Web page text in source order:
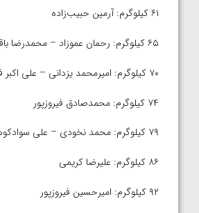
۶۱ کیلوگرم: آرمین حبیب‌زاده
۶۵ کیلوگرم: رحمان عموزاد – محمدرضا باقری
۷۰ کیلوگرم: امیرمحمد یزدانی – علی اکبر فضلی
٧۴ کیلوگرم: محمدصادق فیروزپور
٧٩ کیلوگرم: محمد نخودی – علی سوادکوهی
٨۶ کیلوگرم: علیرضا کریمی
۹۲ کیلوگرم: امیرحسین فیروزپور